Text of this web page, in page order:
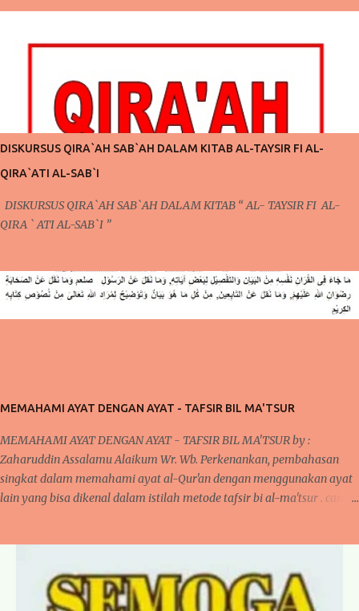
agar bisa menjalankan ibadah yang lebih giat lagi. Perlu kita
langsung telah terdapat keterkaitan dengan apa yang akan kita bahas
pada pertemuan kali ini. Pada pertemuan sebelumnya, mengontrol
pola pikir yang harus dilakukan setiap saat karena ada niat ingin
berubah, niat ingin berubah menjadi lebih baik inilah yang akan kita
bicarakan kali ini. Poin Kedua ; Taubat dan Konsisten (Po...
DISKURSUS QIRA`AH SAB`AH DALAM KITAB AL-TAYSIR FI AL-
QIRA`ATI AL-SAB`I
DISKURSUS QIRA`AH SAB`AH DALAM KITAB “ AL- TAYSIR FI AL-
QIRA ` ATI AL-SAB`I ”
MEMAHAMI AYAT DENGAN AYAT - TAFSIR BIL MA'TSUR
MEMAHAMI AYAT DENGAN AYAT - TAFSIR BIL MA'TSUR by :
Zaharuddin Assalamu Alaikum Wr. Wb. Perkenankan, pembahasan
singkat dalam memahami ayat al-Qur'an dengan menggunakan ayat
lain yang bisa dikenal dalam istilah metode tafsir bi al-ma'tsur . cara
disertai dengan artinya bahwa terlihat di banyak ayat yang
menjelaskan sendiri makna suatu ayat. Kita akan mengupas sedikit